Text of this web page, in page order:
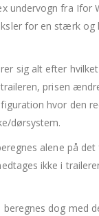
undervogn fra Ifor
for en stærk og
sig alt efter
prisen
hvor den
dørsystem.
alene på
ikke i
dog med